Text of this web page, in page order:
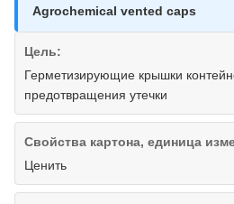
Agrochemical vented caps
Цель:
Герметизирующие крышки
предотвращения утечки
Свойства картона, единица
Ценить